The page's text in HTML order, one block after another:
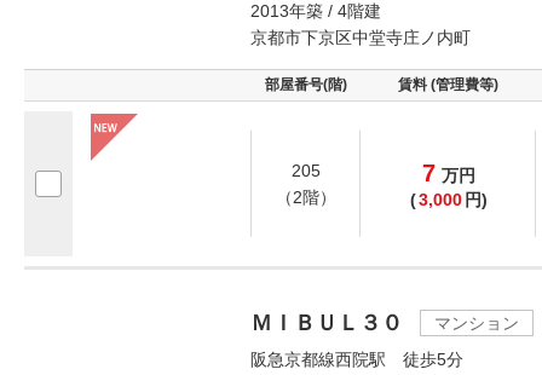
2013年築 / 4階建
京都市下京区中堂寺庄ノ内町
部屋番号(階) 賃料 (管理費等)
205
（2階）
7 万円
(3,000 円)
ＭＩＢＵＬ３０
マンション
阪急京都線西院駅 徒歩5分